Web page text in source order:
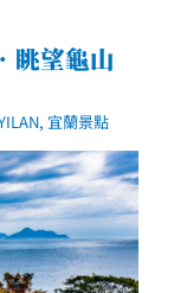
眺望龜山
, 宜蘭景點